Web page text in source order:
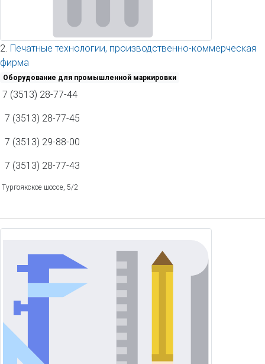
2. Печатные технологии, производственно-коммерческая
фирма
Оборудование для промышленной маркировки
7 (3513) 28-77-44
7 (3513) 28-77-45
7 (3513) 29-88-00
7 (3513) 28-77-43
Тургоякское шоссе, 5/2